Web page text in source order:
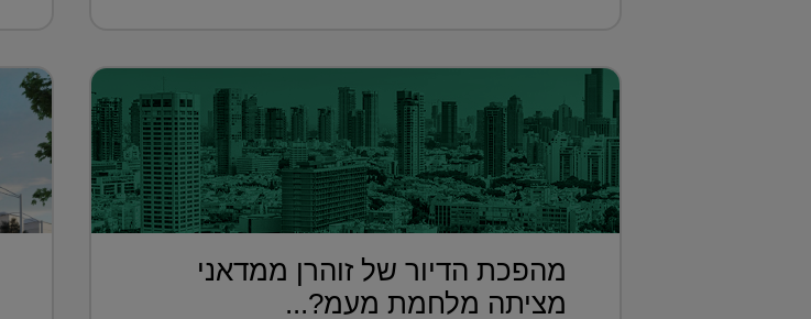
מהפכת הדיור של זוהרן ממדאני
מציתה מלחמת מעמ?...